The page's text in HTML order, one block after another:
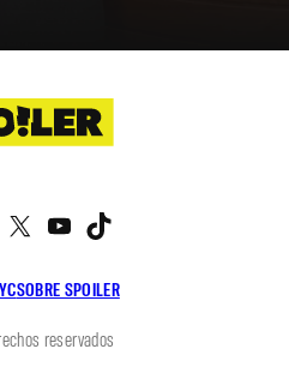
SOBRE SPOILER
Instagram
X YouTube
reservados